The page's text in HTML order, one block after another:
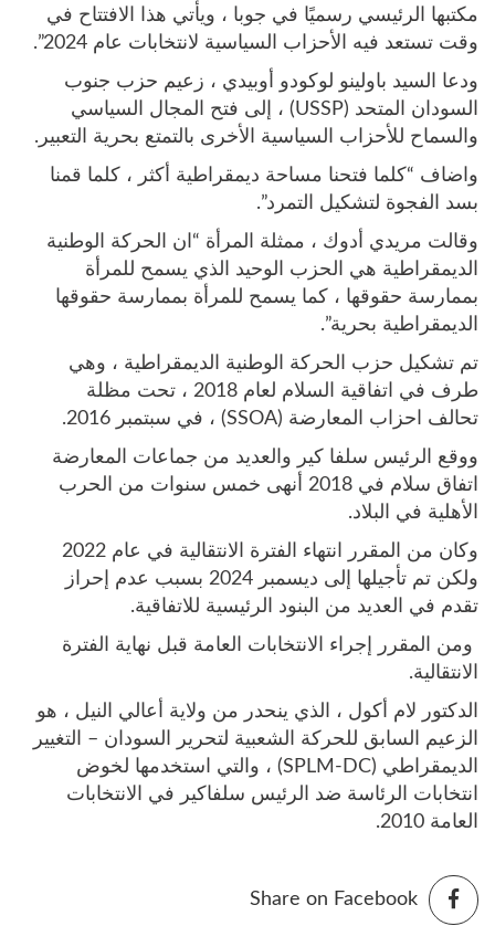
مكتبها الرئيسي رسميًا في جوبا ، ويأتي هذا الافتتاح في
وقت تستعد فيه الأحزاب السياسية لانتخابات عام 2024”.
ودعا السيد باولينو لوكودو أوبيدي ، زعيم حزب جنوب
السودان المتحد (USSP) ، إلى فتح المجال السياسي
والسماح للأحزاب السياسية الأخرى بالتمتع بحرية التعبير.
واضاف “كلما فتحنا مساحة ديمقراطية أكثر ، كلما قمنا
بسد الفجوة لتشكيل التمرد”.
وقالت مريدي أدوك ، ممثلة المرأة “ان الحركة الوطنية
الديمقراطية هي الحزب الوحيد الذي يسمح للمرأة
بممارسة حقوقها ، كما يسمح للمرأة بممارسة حقوقها
الديمقراطية بحرية”.
تم تشكيل حزب الحركة الوطنية الديمقراطية ، وهي
طرف في اتفاقية السلام لعام 2018 ، تحت مظلة
تحالف احزاب المعارضة (SSOA) ، في سبتمبر 2016.
ووقع الرئيس سلفا كير والعديد من جماعات المعارضة
اتفاق سلام في 2018 أنهى خمس سنوات من الحرب
الأهلية في البلاد.
وكان من المقرر انتهاء الفترة الانتقالية في عام 2022
ولكن تم تأجيلها إلى ديسمبر 2024 بسبب عدم إحراز
تقدم في العديد من البنود الرئيسية للاتفاقية.
ومن المقرر إجراء الانتخابات العامة قبل نهاية الفترة
الانتقالية.
الدكتور لام أكول ، الذي ينحدر من ولاية أعالي النيل ، هو
الزعيم السابق للحركة الشعبية لتحرير السودان – التغيير
الديمقراطي (SPLM-DC) ، والتي استخدمها لخوض
انتخابات الرئاسة ضد الرئيس سلفاكير في الانتخابات
العامة 2010.
Share on Facebook